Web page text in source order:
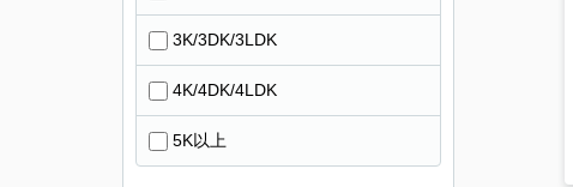
3K/3DK/3LDK
4K/4DK/4LDK
5K以上